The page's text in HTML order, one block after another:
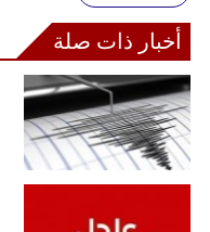
أخبار ذات صلة